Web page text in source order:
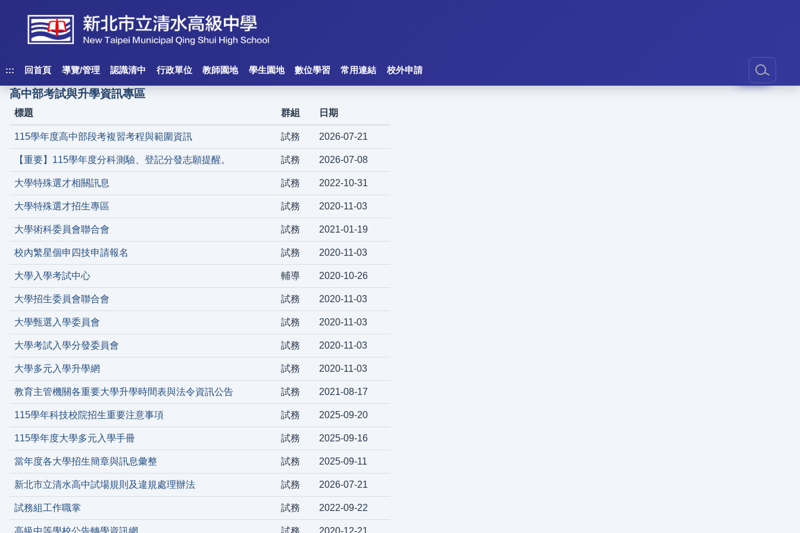
內
區
塊
::: 回首頁 導覽/管理 認識清中 行政單位 教師園地 學生園地 數位學習 常用連結 校外申請
高中部考試與升學資訊專區
標題 群組 日期
115學年度高中部段考複習考程與範圍資訊 試務 2026-07-21
【重要】115學年度分科測驗、登記分發志願提醒。 試務 2026-07-08
大學特殊選才相關訊息 試務 2022-10-31
大學特殊選才招生專區 試務 2020-11-03
大學術科委員會聯合會 試務 2021-01-19
校內繁星個申四技申請報名 試務 2020-11-03
大學入學考試中心 輔導 2020-10-26
大學招生委員會聯合會 試務 2020-11-03
大學甄選入學委員會 試務 2020-11-03
大學考試入學分發委員會 試務 2020-11-03
大學多元入學升學網 試務 2020-11-03
教育主管機關各重要大學升學時間表與法令資訊公告 試務 2021-08-17
115學年科技校院招生重要注意事項 試務 2025-09-20
115學年度大學多元入學手冊 試務 2025-09-16
當年度各大學招生簡章與訊息彙整 試務 2025-09-11
新北市立清水高中試場規則及違規處理辦法 試務 2026-07-21
試務組工作職掌 試務 2022-09-22
高級中等學校公告轉學資訊網 試務 2020-12-21